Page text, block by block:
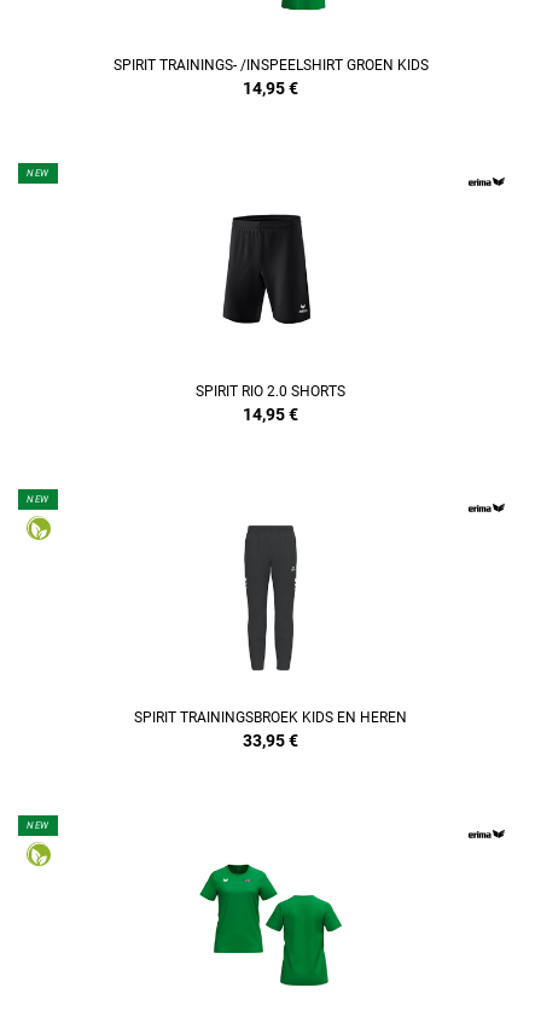
SPIRIT TRAININGS- /INSPEELSHIRT GROEN KIDS
14,95€
NEW
SPIRIT RIO 2.0 SHORTS
14,95€
NEW
SPIRIT TRAININGSBROEK KIDS EN HEREN
33,95€
NEW